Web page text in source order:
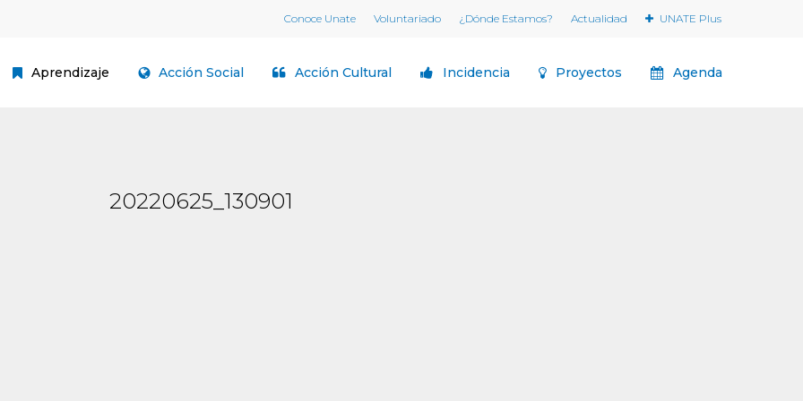
Conoce Unate Voluntariado ¿Dónde Estamos? Actualidad UNATE Plus
Aprendizaje Acción Social Acción Cultural Incidencia Proyectos Agenda
20220625_130901